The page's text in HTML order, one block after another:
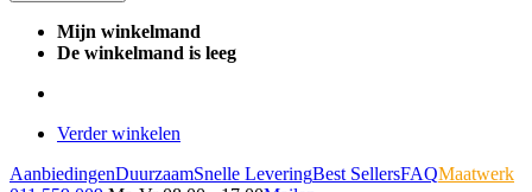
Mijn winkelmand
De winkelmand is leeg
Verder winkelen
AanbiedingenDuurzaamSnelle LeveringBest SellersFAQMaatwerk